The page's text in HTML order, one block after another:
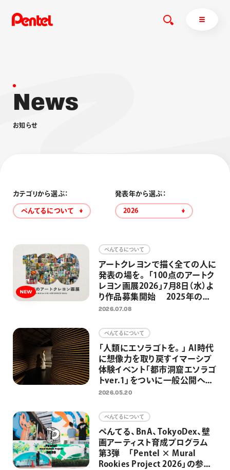
商品を探す
ブラッシュ（筆）
その他
採用情報
運営会社
News
お知 らせ
カテゴリから選ぶ：
ぺんてるについて
発表年から選ぶ：
2026
ぺんてるについて
アートクレヨンで描く全ての人に
発表の場を。 「100点のアートク
レヨン画展2026」7月8日（水）よ
り作品募集開始 2025年の応
募総数約2300点、今年も応募作
OKUROJIで展示
2026.07.08
ぺんてるについて
「人類にエソラゴトを。」 AI時代
に想像力を取り戻すイマーシブ
体験イベント「都市洞窟エソラゴ
トver.1」をついに一般公開へ
大平貴之氏監修－先史時代の洞
比谷で
2026.05.20
ぺんてるについて
ぺんてる、BnA、TokyoDex、壁
画アーティスト育成プログラム
第3弾 「Pentel × Mural
Rookies Project 2026」の参加